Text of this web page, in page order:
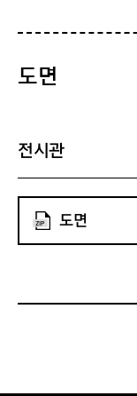
도면
전시관
도면